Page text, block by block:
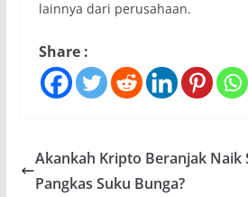
lainnya dari perusahaan.
Share :
Akankah Kripto Beranjak Naik
Pangkas Suku Bunga?